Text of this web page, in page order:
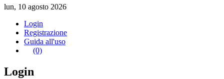
lun, 10 agosto 2026
Login
Registrazione
Guida all'uso
(0)
Login